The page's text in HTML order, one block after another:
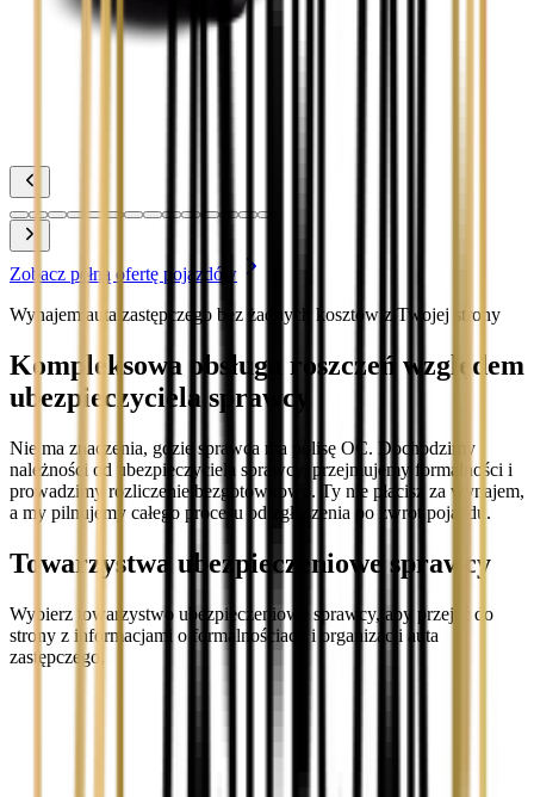
Toyota Prius
Zobacz pełną ofertę pojazdów
Wynajem auta zastępczego bez żadnych kosztów z Twojej strony
Kompleksowa obsługa roszczeń względem
ubezpieczyciela sprawcy
Nie ma znaczenia, gdzie sprawca ma polisę OC. Dochodzimy
należności od ubezpieczyciela sprawcy, przejmujemy formalności i
prowadzimy rozliczenie bezgotówkowo. Ty nie płacisz za wynajem,
a my pilnujemy całego procesu od zgłoszenia po zwrot pojazdu.
Towarzystwa ubezpieczeniowe sprawcy
Wybierz towarzystwo ubezpieczeniowe sprawcy, aby przejść do
strony z informacjami o formalnościach i organizacji auta
zastępczego.